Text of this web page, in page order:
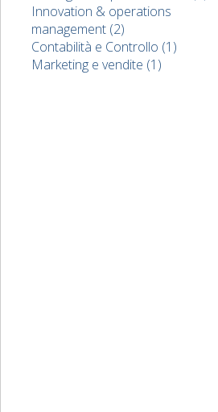
Innovation & operations
management (2)
Contabilità e Controllo (1)
Marketing e vendite (1)